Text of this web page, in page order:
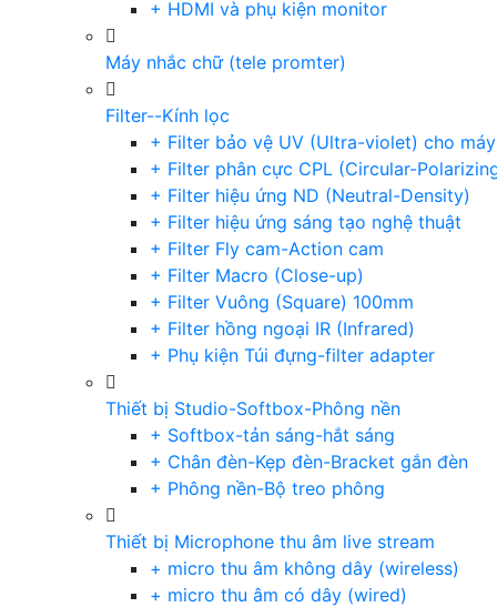
+ HDMI và phụ kiện monitor
Máy nhắc chữ (tele promter)
Filter--Kính lọc
+ Filter bảo vệ UV (Ultra-violet) cho
+ Filter phân cực CPL (Circular-
+ Filter hiệu ứng ND (Neutral-Density)
+ Filter hiệu ứng sáng tạo nghệ thuật
+ Filter Fly cam-Action cam
+ Filter Macro (Close-up)
+ Filter Vuông (Square) 100mm
+ Filter hồng ngoại IR (Infrared)
+ Phụ kiện Túi đựng-filter adapter
Thiết bị Studio-Softbox-Phông nền
+ Softbox-tản sáng-hắt sáng
+ Chân đèn-Kẹp đèn-Bracket gắn đèn
+ Phông nền-Bộ treo phông
Thiết bị Microphone thu âm live stream
+ micro thu âm không dây (wireless)
+ micro thu âm có dây (wired)